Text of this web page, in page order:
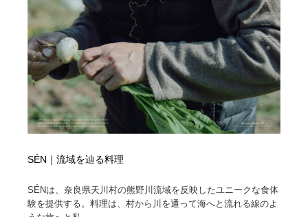
SÉN｜流域を辿る料理
SÉNは、奈良県天川村の熊野川流域を反映したユニークな食体
験を提供する。料理は、村から川を通って海へと流れる線のよ